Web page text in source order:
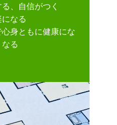
、自信がつく
なる
身ともに健康にな
る